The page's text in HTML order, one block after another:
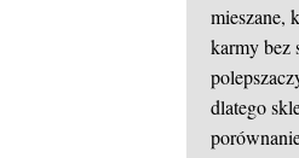
mieszane,
karmy bez
dlatego